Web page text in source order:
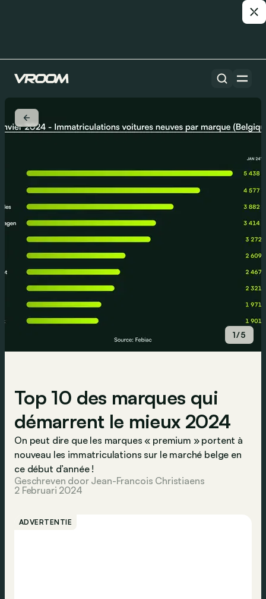
1/5
Top 10 des marques qui
démarrent le mieux 2024
On peut dire que les marques « premium » portent à
nouveau les immatriculations sur le marché belge en
ce début d’année !
Geschreven door Jean-Francois Christiaens
2 Februari 2024
ADVERTENTIE